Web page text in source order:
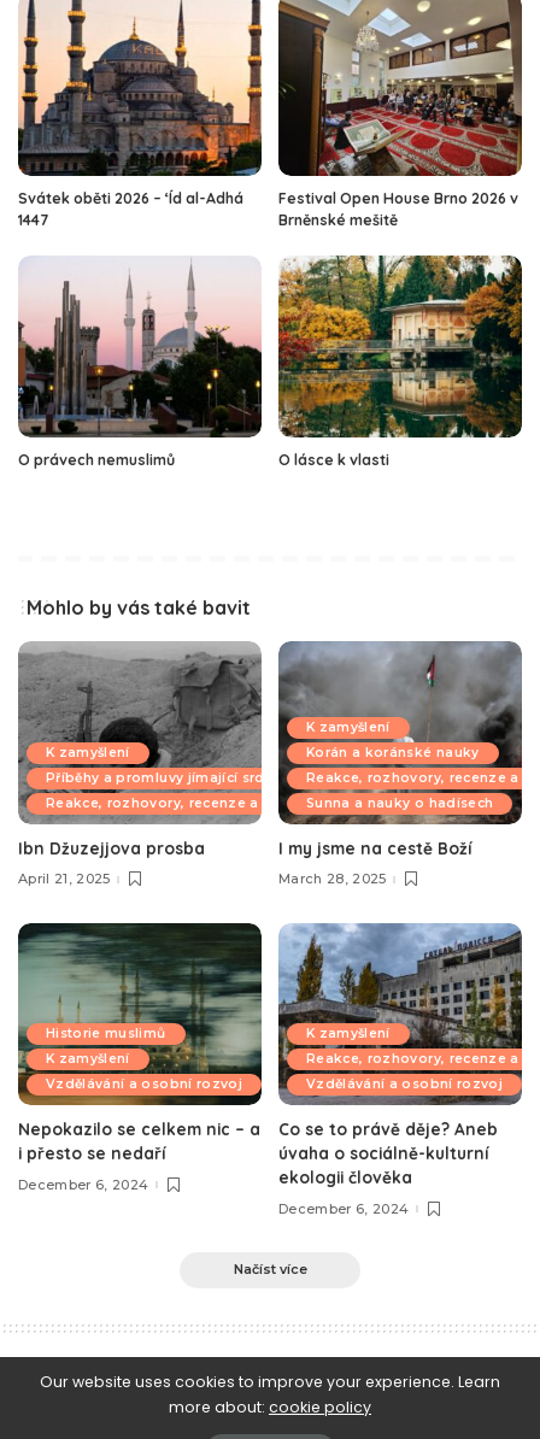
Svátek oběti 2026 – ‘Íd al-Adhá
1447
Festival Open House Brno 2026 v
Brněnské mešitě
O právech nemuslimů O lásce k vlasti
Mohlo by vás také bavit
K zamyšlení
Příběhy a promluvy jímající srdce
Reakce, rozhovory, recenze a komentáře
Ibn Džuzejjova prosba
April 21, 2025
K zamyšlení
Korán a koránské nauky
Reakce, rozhovory, recenze a
Sunna a nauky o hadísech
I my jsme na cestě Boží
March 28, 2025
Historie muslimů
K zamyšlení
Vzdělávání a osobní rozvoj
Nepokazilo se celkem nic – a
i přesto se nedaří
December 6, 2024
K zamyšlení
Reakce, rozhovory, recenze a
Vzdělávání a osobní rozvoj
Co se to právě děje? Aneb
úvaha o sociálně-kulturní
ekologii člověka
December 6, 2024
Načíst více
Islámské právo a jeho předpisy
Příběhy a promluvy jímající srdce
Our website uses cookies to improve your experience. Learn
more about: cookie policy